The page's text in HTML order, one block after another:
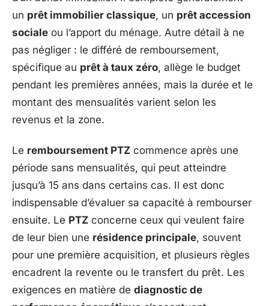
un prêt immobilier classique, un prêt accession
sociale ou l’apport du ménage. Autre détail à ne
pas négliger : le différé de remboursement,
spécifique au prêt à taux zéro, allège le budget
pendant les premières années, mais la durée et le
montant des mensualités varient selon les
revenus et la zone.
Le remboursement PTZ commence après une
période sans mensualités, qui peut atteindre
jusqu’à 15 ans dans certains cas. Il est donc
indispensable d’évaluer sa capacité à rembourser
ensuite. Le PTZ concerne ceux qui veulent faire
de leur bien une résidence principale, souvent
pour une première acquisition, et plusieurs règles
encadrent la revente ou le transfert du prêt. Les
exigences en matière de diagnostic de